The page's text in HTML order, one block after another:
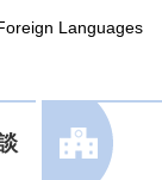
Languages